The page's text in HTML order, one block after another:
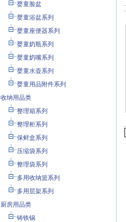
婴童脸盆
婴童浴盆系列
婴童座便器系列
婴童奶瓶系列
婴童奶嘴系列
婴童水壶系列
婴童用品附件系列
收纳用品类
整理箱系列
整理柜系列
保鲜盒系列
压缩袋系列
整理袋系列
多用收纳篮系列
多用层架系列
厨房用品类
铸铁锅